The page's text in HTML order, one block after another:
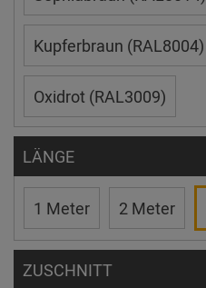
Kupferbraun (RAL8004)
Oxidrot (RAL3009)
LÄNGE
1 Meter 2 Meter
ZUSCHNITT